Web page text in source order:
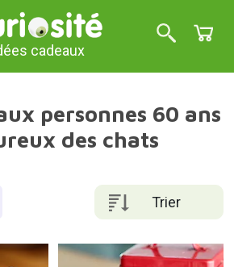
cadeaux
personnes 60 ans
des chats
Trier